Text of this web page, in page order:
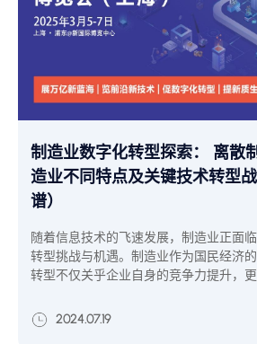
制造业数字化转型探索： 离散
造业不同特点及关键技术转型
谱）
随着信息技术的飞速发展，制造业正面
转型挑战与机遇。制造业作为国民经济
转型不仅关乎企业自身的竞争力提升，
制造、汽车制造、医药制造、石油化工
业行业进行类型分析，探讨他们所面临
2024.07.19